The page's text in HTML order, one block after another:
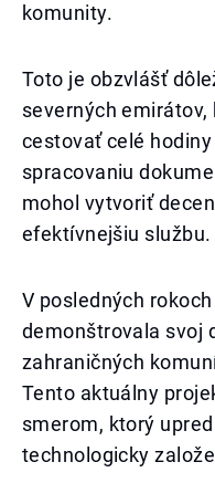
komunity.
Toto je obzvlášť
severných
cestovať celé
spracovaniu
mohol vytvoriť
efektívnejšiu službu.
V posledných
demonštrovala svoj
zahraničných
Tento aktuálny
smerom, ktorý
technologicky